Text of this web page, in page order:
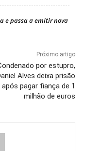
e passa a emitir nova
Próximo artigo
por estupro,
Alves deixa prisão
após pagar fiança de 1
milhão de euros